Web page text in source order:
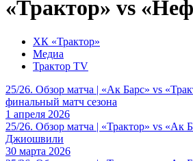
«Трактор» vs
ХК «Трактор»
Медиа
Трактор TV
25/26. Обзор матча | «Ак Барс» vs
финальный матч сезона
1 апреля 2026
25/26. Обзор матча | «Трактор» vs «Ак
Джиошвили
30 марта 2026